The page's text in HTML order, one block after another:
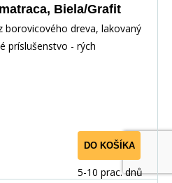
Biela/Grafit
borovicového dreva, lakovaný
príslušenstvo - rých
DO KOŠÍKA
5-10 prac. dnů